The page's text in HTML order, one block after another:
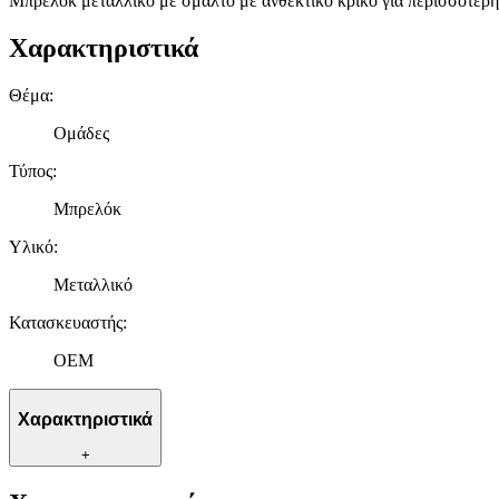
Χαρακτηριστικά
Θέμα:
Ομάδες
Τύπος:
Μπρελόκ
Υλικό:
Μεταλλικό
Κατασκευαστής:
OEM
Χαρακτηριστικά
+